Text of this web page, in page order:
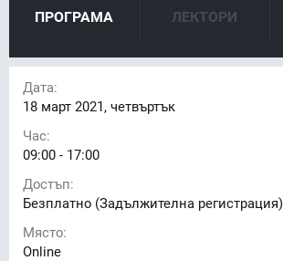
ПРОГРАМА ЛЕКТОРИ
Дата:
18 март 2021, четвъртък
Час:
09:00 - 17:00
Достъп:
Безплатно (Задължителна регистрация)
Място:
Online